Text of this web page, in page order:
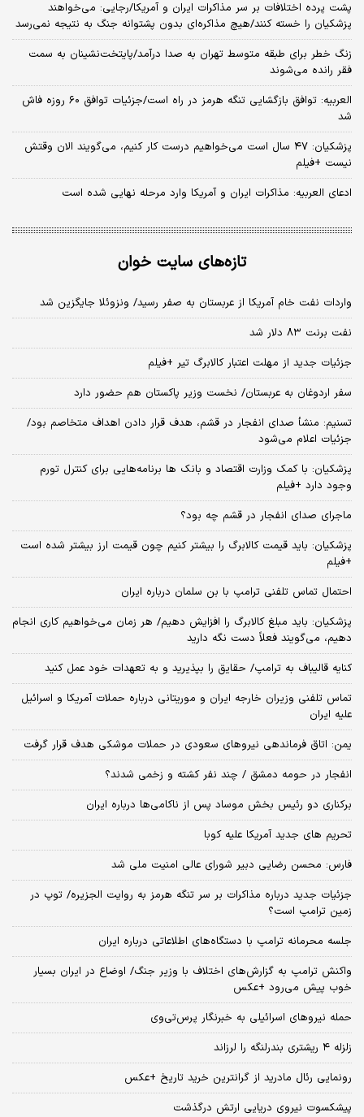
پشت پرده اختلافات بر سر مذاکرات ایران و آمریکا/رجایی: می‌خواهند
پزشکیان را خسته کنند/هیچ مذاکره‌ای بدون پشتوانه جنگ به نتیجه نمی‌رسد
زنگ خطر برای طبقه متوسط تهران به صدا درآمد/پایتخت‌نشینان به سمت
فقر رانده می‌شوند
العربیه: توافق بازگشایی تنگه هرمز در راه است/جزئیات توافق ۶۰ روزه فاش
شد
پزشکیان: ۴۷ سال است می‌خواهیم درست کار کنیم، می‌گویند الان وقتش
نیست +فیلم
ادعای العربیه: مذاکرات ایران و آمریکا وارد مرحله نهایی شده است
تازه‌های سایت خوان
واردات نفت خام آمریکا از عربستان به صفر رسید/ ونزوئلا جایگزین شد
نفت برنت ۸۳ دلار شد
جزئیات جدید از مهلت اعتبار کالابرگ تیر +فیلم
سفر اردوغان به عربستان/ نخست وزیر پاکستان هم حضور دارد
تسنیم: منشأ صدای انفجار در قشم، هدف قرار دادن اهداف متخاصم بود/
جزئیات اعلام می‌شود
پزشکیان: با کمک وزارت اقتصاد و بانک ها برنامه‌هایی برای کنترل تورم
وجود دارد +فیلم
ماجرای صدای انفجار در قشم چه بود؟
پزشکیان: باید قیمت کالابرگ را بیشتر کنیم چون قیمت ارز بیشتر شده است
+فیلم
احتمال تماس تلفنی ترامپ با بن سلمان درباره ایران
پزشکیان: باید مبلغ کالابرگ را افزایش دهیم/ هر زمان می‌خواهیم کاری انجام
دهیم، می‌گویند فعلاً دست نگه دارید
کنایه قالیباف به ترامپ/ حقایق را بپذیرید و به تعهدات خود عمل کنید
تماس تلفنی وزیران خارجه ایران و موریتانی درباره حملات آمریکا و اسرائیل
علیه ایران
یمن: اتاق فرماندهی نیروهای سعودی در حملات موشکی هدف قرار گرفت
انفجار در حومه دمشق / چند نفر کشته و زخمی شدند؟
برکناری دو رئیس بخش موساد پس از ناکامی‌ها درباره ایران
تحریم های جدید آمریکا علیه کوبا
فارس: محسن رضایی دبیر شورای عالی امنیت ملی شد
جزئیات جدید درباره مذاکرات بر سر تنگه هرمز به روایت الجزیره/ توپ در
زمین ترامپ است؟
جلسه محرمانه ترامپ با دستگاه‌های اطلاعاتی درباره ایران
واکنش ترامپ به گزارش‌های اختلاف با وزیر جنگ/ اوضاع در ایران بسیار
خوب پیش می‌رود +عکس
حمله نیروهای اسرائیلی به خبرنگار پرس‌تی‌وی
زلزله ۴ ریشتری بندرلنگه را لرزاند
رونمایی رئال مادرید از گرانترین خرید تاریخ +عکس
پیشکسوت نیروی دریایی ارتش درگذشت